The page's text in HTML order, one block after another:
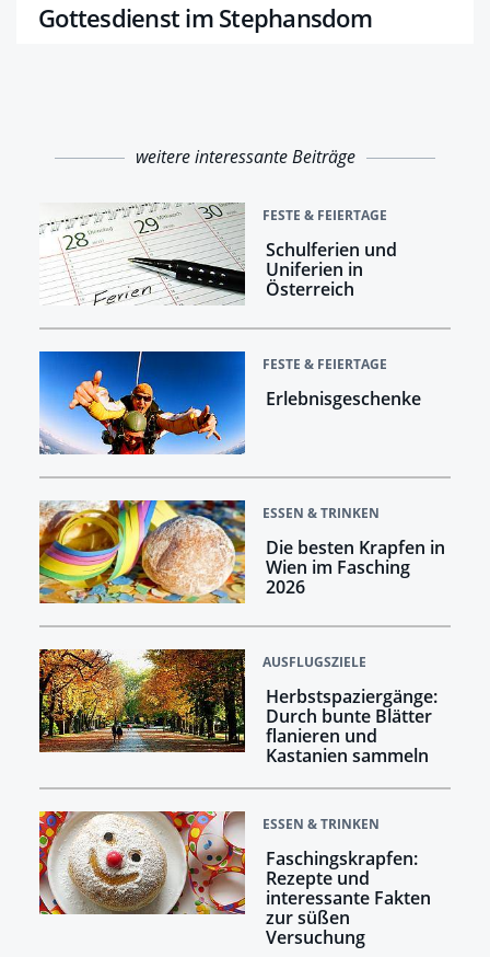
Gottesdienst im Stephansdom
weitere interessante Beiträge
FESTE & FEIERTAGE
Schulferien und
Uniferien in
Österreich
FESTE & FEIERTAGE
Erlebnisgeschenke
ESSEN & TRINKEN
Die besten Krapfen in
Wien im Fasching
2026
AUSFLUGSZIELE
Herbstspaziergänge:
Durch bunte Blätter
flanieren und
Kastanien sammeln
ESSEN & TRINKEN
Faschingskrapfen:
Rezepte und
interessante Fakten
zur süßen
Versuchung